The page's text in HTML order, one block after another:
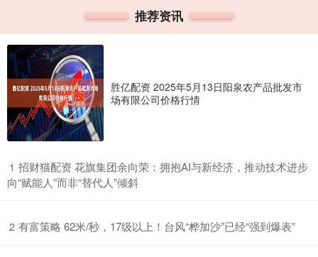
推荐资讯
胜亿配资 2025年5月13日阳泉农产品批发市
场有限公司价格行情
1 ​招财猫配资 花旗集团余向荣：拥抱AI与新经济，推动技术进步
向“赋能人”而非“替代人”倾斜
2 ​有富策略 62米/秒，17级以上！台风“桦加沙”已经“强到爆表”